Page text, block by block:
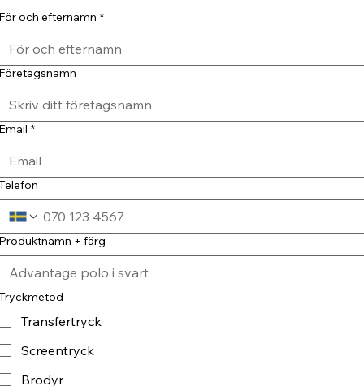
och efternamn *
*
+ färg
Transfertryck
Screentryck
Brodyr